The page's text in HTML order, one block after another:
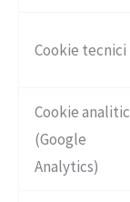
Cookie tecnici
Cookie
(Google
Analytics)